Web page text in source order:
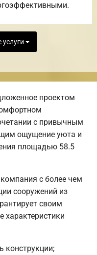
проектом
с привычным
ощущение уюта и
площадью 58.5
с более чем
сооружений из
своим
характеристики
конструкции;